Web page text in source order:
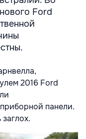
Ford
2016 Ford
панели.